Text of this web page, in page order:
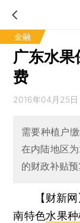
金融
广东水
费
2016年04月25日
需要种植户
在内陆地区
的财政补贴
【财新
南特色水果